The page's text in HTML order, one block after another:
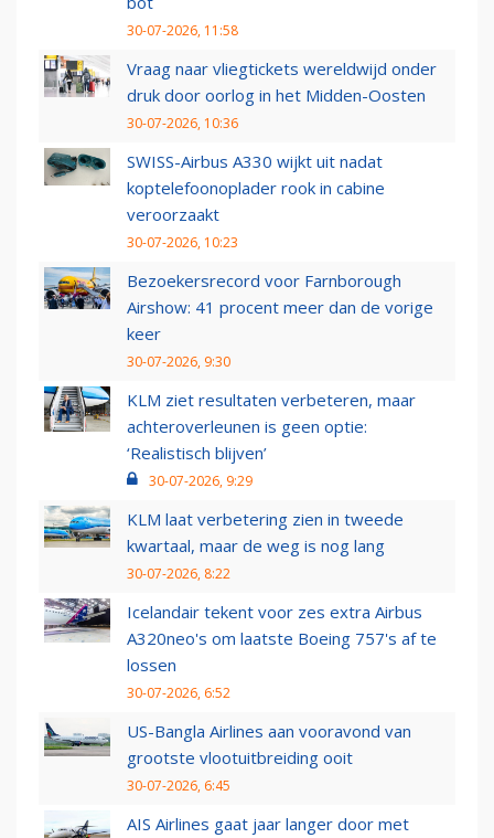
30-07-2026, 11:58
Vraag naar vliegtickets wereldwijd onder
druk door oorlog in het Midden-Oosten
30-07-2026, 10:36
SWISS-Airbus A330 wijkt uit nadat
koptelefoonoplader rook in cabine
veroorzaakt
30-07-2026, 10:23
Bezoekersrecord voor Farnborough
Airshow: 41 procent meer dan de vorige
keer
30-07-2026, 9:30
KLM ziet resultaten verbeteren, maar
achteroverleunen is geen optie:
‘Realistisch blijven’
30-07-2026, 9:29
KLM laat verbetering zien in tweede
kwartaal, maar de weg is nog lang
30-07-2026, 8:22
Icelandair tekent voor zes extra Airbus
A320neo's om laatste Boeing 757's af te
lossen
30-07-2026, 6:52
US-Bangla Airlines aan vooravond van
grootste vlootuitbreiding ooit
30-07-2026, 6:45
AIS Airlines gaat jaar langer door met